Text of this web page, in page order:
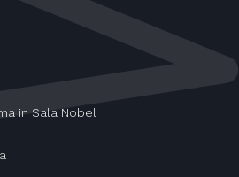
in Sala Nobel